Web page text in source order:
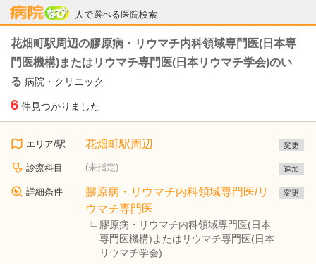
人で選べる医院検索
病院なび
花畑町駅周辺の膠原病・リウマチ内科領域専門医(日本専
門医機構)またはリウマチ専門医(日本リウマチ学会)のい
る 病院・クリニック
6 件見つかりました
エリア/駅 花畑町駅周辺 変更
診療科目 (未指定) 追加
詳細条件
膠原病・リウマチ内科領域専門医/リ
ウマチ専門医
膠原病・リウマチ内科領域専門医(日本
専門医機構)またはリウマチ専門医(日本
リウマチ学会)
変更